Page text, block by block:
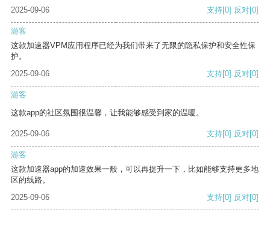
2025-09-06
支持[0] 反对[0]
游客
这款加速器VPM应用程序已经为我们带来了无限的隐私保护和安全性保
护。
2025-09-06
支持[0] 反对[0]
游客
这款app的社区氛围很温馨，让我能够感受到家的温暖。
2025-09-06 支持[0] 反对[0]
游客
这款加速器app的加速效果一般，可以再提升一下，比如能够支持更多地
区的线路。
2025-09-06
支持[0] 反对[0]